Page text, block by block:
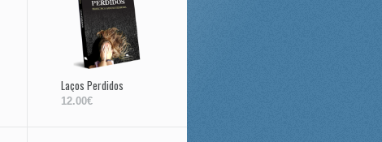
Laços Perdidos
12.00€